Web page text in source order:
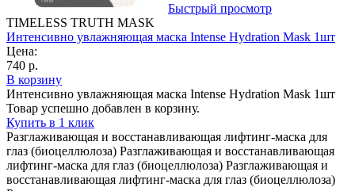
Быстрый просмотр
TIMELESS TRUTH MASK
Интенсивно увлажняющая маска Intense Hydration Mask 1шт
Цена:
740 р.
В корзину
Интенсивно увлажняющая маска Intense Hydration Mask 1шт
Товар успешно добавлен в корзину.
Купить в 1 клик
Разглаживающая и восстанавливающая лифтинг-маска для
глаз (биоцеллюлоза) Разглаживающая и восстанавливающая
лифтинг-маска для глаз (биоцеллюлоза) Разглаживающая и
восстанавливающая лифтинг-маска для глаз (биоцеллюлоза)